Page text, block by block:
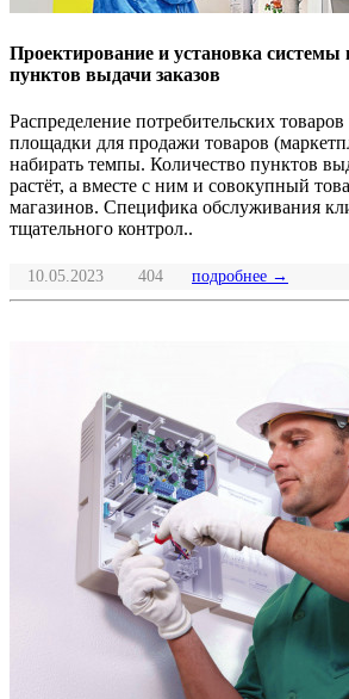
Проектирование и установка системы
пунктов выдачи заказов
Распределение потребительских
площадки для продажи товаров
набирать темпы. Количество пунктов
растёт, а вместе с ним и совокупный
магазинов. Специфика обслуживания
тщательного контрол..
10.05.2023 404 подробнее →